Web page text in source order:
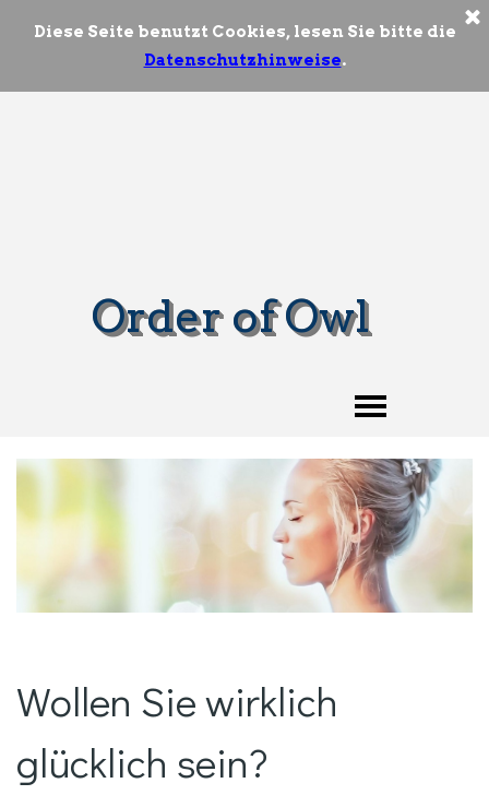
Diese Seite benutzt Cookies, lesen Sie bitte die
Datenschutzhinweise.
Order of Owl
Wollen Sie wirklich
glücklich sein?